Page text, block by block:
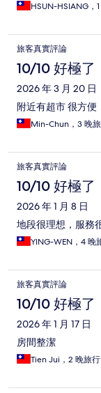
HSUN-HSIANG，
旅客真實評論
10/10 好極了
2026 年 3 月 20 日
附近有超市 很方便
Min-Chun，3 晚
旅客真實評論
10/10 好極了
2026 年 1 月 8 日
地段很理想，服務
YING-WEN，4 晚
旅客真實評論
10/10 好極了
2026 年 1 月 17 日
房間整潔
Tien Jui，2 晚旅行